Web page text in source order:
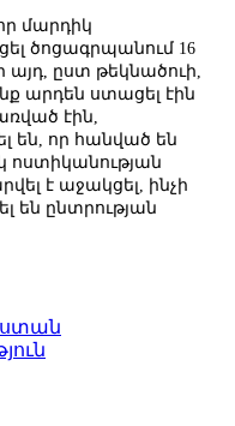
մարդիկ
ծոցագրպանում 16
ըստ թեկնածուի,
արդեն ստացել էին
էին,
են, որ հանված են
ոստիկանության
է աջակցել, ինչի
են ընտրության